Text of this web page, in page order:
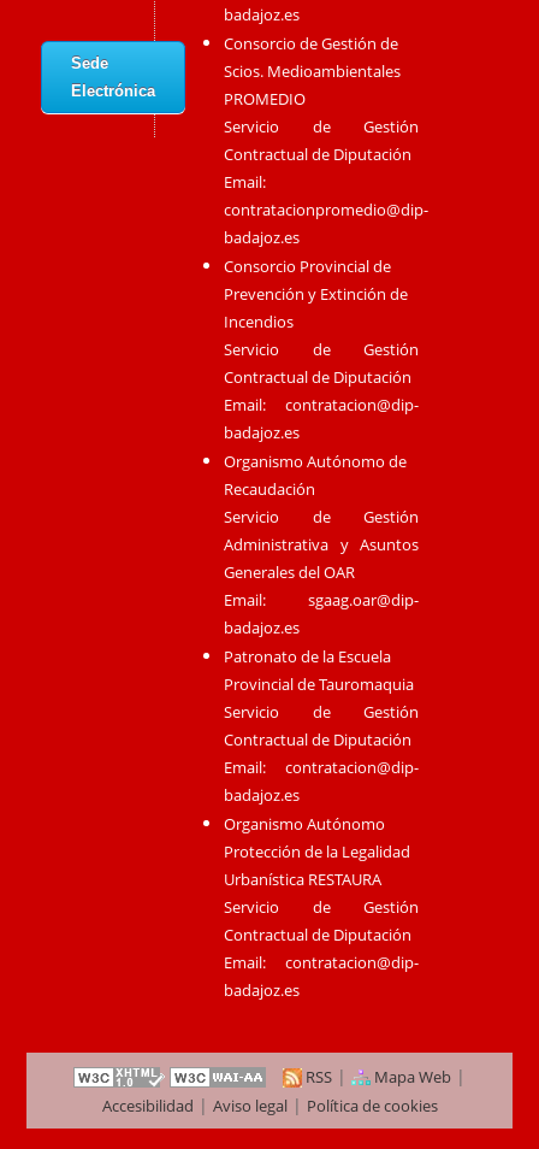
Sede
Electrónica
badajoz.es
Consorcio de Gestión de
Scios. Medioambientales
PROMEDIO
Servicio de Gestión
Contractual de Diputación
Email:
contratacionpromedio@dip-
badajoz.es
Consorcio Provincial de
Prevención y Extinción de
Incendios
Servicio de Gestión
Contractual de Diputación
Email:contratacion@dip-
badajoz.es
Organismo Autónomo de
Recaudación
Servicio de Gestión
Administrativa y Asuntos
Generales del OAR
Email:sgaag.oar@dip-
badajoz.es
Patronato de la Escuela
Provincial de Tauromaquia
Servicio de Gestión
Contractual de Diputación
Email:contratacion@dip-
badajoz.es
Organismo Autónomo
Protección de la Legalidad
Urbanística RESTAURA
Servicio de Gestión
Contractual de Diputación
Email:contratacion@dip-
badajoz.es
RSS | Mapa Web |
Accesibilidad | Aviso legal| Política de cookies